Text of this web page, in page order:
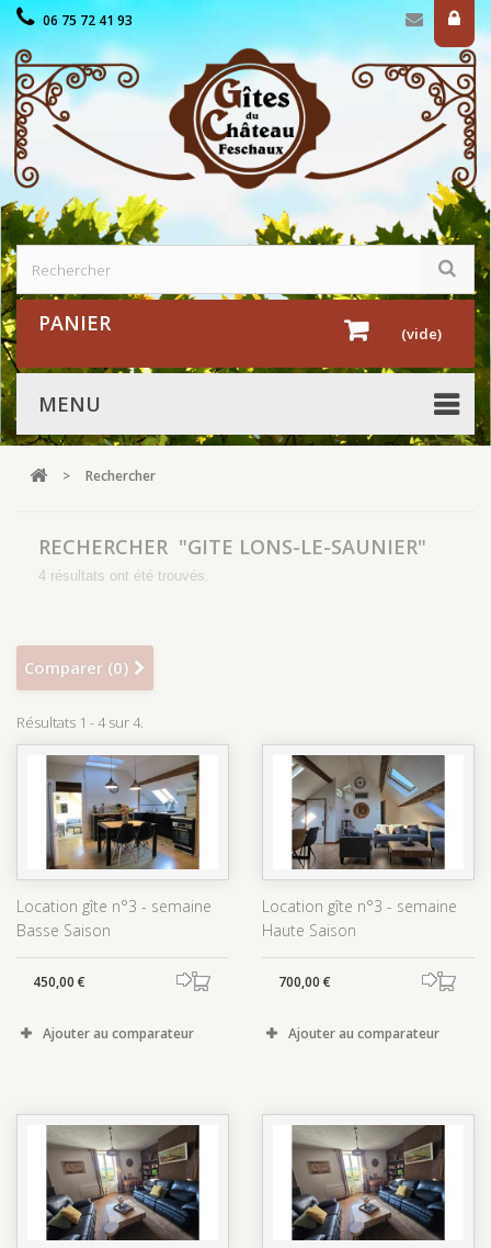
06 75 72 41 93
PANIER (vide)
MENU
> Rechercher
RECHERCHER "GITE LONS-LE-SAUNIER"
4 résultats ont été trouvés.
Comparer (0)
Résultats 1 - 4 sur 4.
Location gîte n°3 - semaine
Basse Saison
450,00 €
Ajouter au comparateur
Location gîte n°3 - semaine
Haute Saison
700,00 €
Ajouter au comparateur